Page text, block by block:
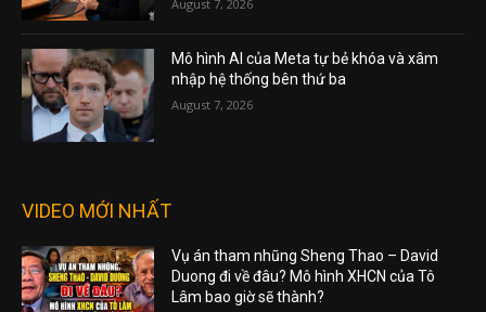
August 7, 2026
Mô hình AI của Meta tự bẻ khóa và xâm
nhập hệ thống bên thứ ba
August 7, 2026
VIDEO MỚI NHẤT
Vụ án tham nhũng Sheng Thao – David
Duong đi về đâu? Mô hình XHCN của Tô
Lâm bao giờ sẽ thành?